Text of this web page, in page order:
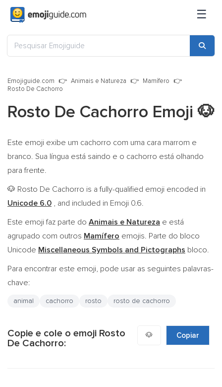
☰
Emojiguide.com Animais e Natureza
Mamífero
Rosto De Cachorro
Rosto De Cachorro Emoji 🐶
Este emoji exibe um cachorro com uma cara marrom e
branco. Sua língua está saindo e o cachorro está olhando
para frente.
🐶 Rosto De Cachorro is a fully-qualified emoji encoded in
Unicode 6.0 , and included in Emoji 0.6.
Este emoji faz parte do Animais e Natureza e está
agrupado com outros Mamífero emojis. Parte do bloco
Unicode Miscellaneous Symbols and Pictographs bloco.
Para encontrar este emoji, pode usar as seguintes palavras-
chave:
animal cachorro rosto rosto de cachorro
Copie e cole o emoji Rosto
De Cachorro:
🐶 Copiar